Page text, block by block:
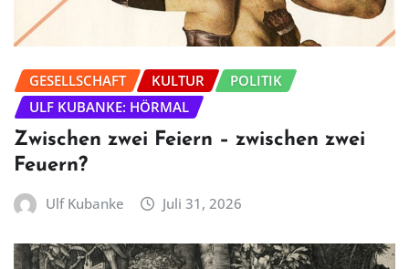
GESELLSCHAFT KULTUR
POLITIK
ULF KUBANKE: HÖRMAL
Zwischen zwei Feiern – zwischen zwei
Feuern?
Ulf Kubanke Juli 31, 2026